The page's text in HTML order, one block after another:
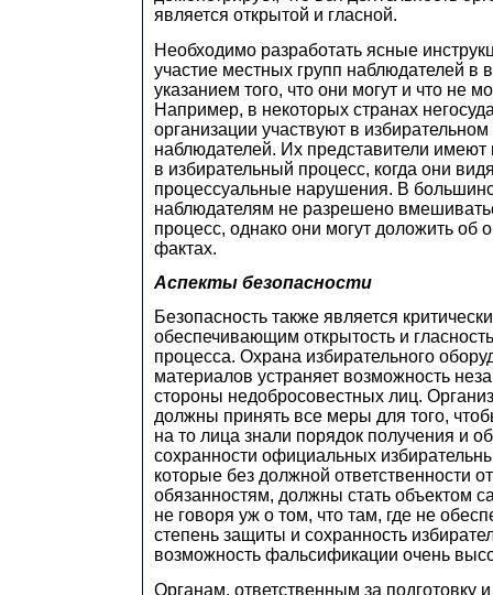
является открытой и гласной.
Необходимо разработать ясные
участие местных групп наблюдателей в
указанием того, что они могут и что не
Например, в некоторых странах
организации участвуют в
наблюдателей. Их представители
в избирательный процесс, когда они
процессуальные нарушения. В
наблюдателям не разрешено
процесс, однако они могут доложить об
фактах.
Аспекты безопасности
Безопасность также является
обеспечивающим открытость и
процесса. Охрана избирательного
материалов устраняет возможность
стороны недобросовестных лиц.
должны принять все меры для того,
на то лица знали порядок получения и
сохранности официальных
которые без должной ответственности
обязанностям, должны стать объектом
не говоря уж о том, что там, где не
степень защиты и сохранность
возможность фальсификации очень
Органам, ответственным за подготовку